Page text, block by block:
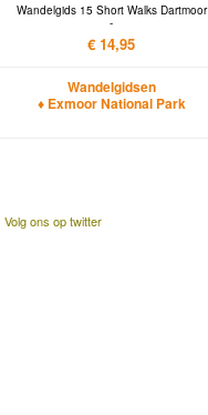
Wandelgids 15 Short Walks Dartmoor
-
€ 14,95
Wandelgidsen
♦ Exmoor National Park
Volg ons op twitter